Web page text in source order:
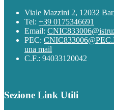
Viale Mazzini 2, 12032
Tel: +39 0175346691
Email:
PEC:
una mail
C.F.: 94033120042
Sezione Link Utili